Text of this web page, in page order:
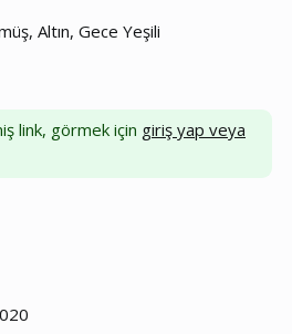
Altın, Gece Yeşili
link, görmek için giriş yap veya